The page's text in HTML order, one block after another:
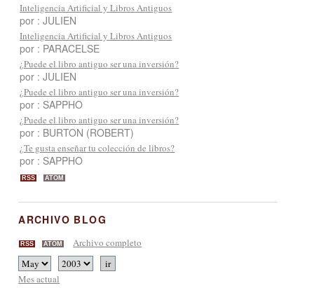
Inteligencia Artificial y Libros Antiguos
por : JULIEN
Inteligencia Artificial y Libros Antiguos
por : PARACELSE
¿Puede el libro antiguo ser una inversión?
por : JULIEN
¿Puede el libro antiguo ser una inversión?
por : SAPPHO
¿Puede el libro antiguo ser una inversión?
por : BURTON (ROBERT)
¿Te gusta enseñar tu colección de libros?
por : SAPPHO
RSS ATOM
ARCHIVO BLOG
RSS ATOM Archivo completo
Mes actual